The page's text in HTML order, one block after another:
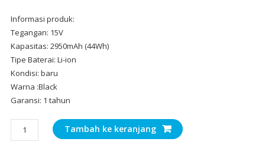
Informasi produk:
Tegangan: 15V
Kapasitas: 2950mAh (44Wh)
Tipe Baterai: Li-ion
Kondisi: baru
Warna :Black
Garansi: 1 tahun
Kuantitas
Baterai
Tambah ke keranjang